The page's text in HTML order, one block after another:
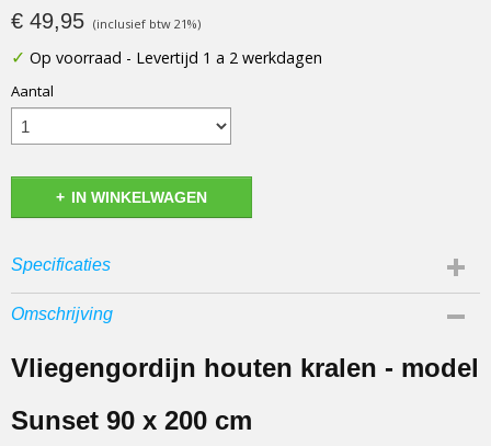
€ 49,95 (inclusief btw 21%)
✓ Op voorraad - Levertijd 1 a 2 werkdagen
Aantal
IN WINKELWAGEN
Specificaties
Afmetingen (l,b,h)
Omschrijving
Vliegengordijn houten kralen - model
Sunset 90 x 200 cm